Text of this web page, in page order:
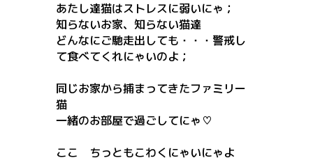
あたし達猫はストレスに弱いにゃ；
知らないお家、知らない猫達
どんなにご馳走出しても・・・警戒し
て食べてくれにゃいのよ；
同じお家から捕まってきたファミリー
猫
一緒のお部屋で過ごしてにゃ♡
ここ ちっともこわくにゃいにゃよ